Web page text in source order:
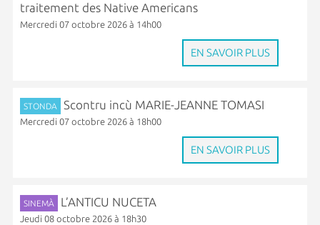
traitement des Native Americans
Mercredi 07 octobre 2026 à 14h00
EN SAVOIR PLUS
STONDA Scontru incù MARIE-JEANNE TOMASI
Mercredi 07 octobre 2026 à 18h00
EN SAVOIR PLUS
SINEMÀ L’ANTICU NUCETA
Jeudi 08 octobre 2026 à 18h30